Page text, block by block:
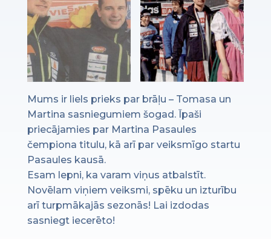
Mums ir liels prieks par brāļu – Tomasa un
Martina sasniegumiem šogad. Īpaši
priecājamies par Martina Pasaules
čempiona titulu, kā arī par veiksmīgo startu
Pasaules kausā.
Esam lepni, ka varam viņus atbalstīt.
Novēlam viņiem veiksmi, spēku un izturību
arī turpmākajās sezonās! Lai izdodas
sasniegt iecerēto!